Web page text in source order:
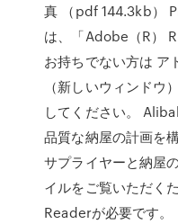
真 （pdf 144.3kb）
は、「Adobe（R）
お持ちでない方は ア
（新しいウィンドウ
してください。
品質な納屋の計画を
サプライヤーと納屋
イルをご覧いただく
Readerが必要です。